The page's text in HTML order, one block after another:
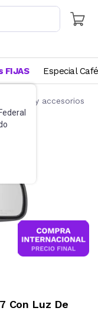
FIJAS Especial Café
y accesorios
Con Luz De